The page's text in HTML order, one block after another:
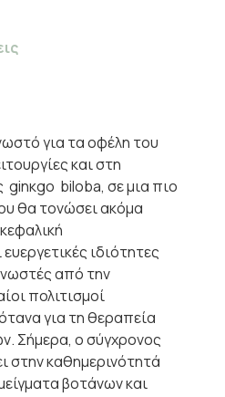
για τα οφέλη του
και στη
ginκgo biloba, σε μια πιο
θα τονώσει ακόμα
ιδιότητες
από την
πολιτισμοί
για τη θεραπεία
Σήμερα, ο σύγχρονος
στην καθημερινότητά
βοτάνων και